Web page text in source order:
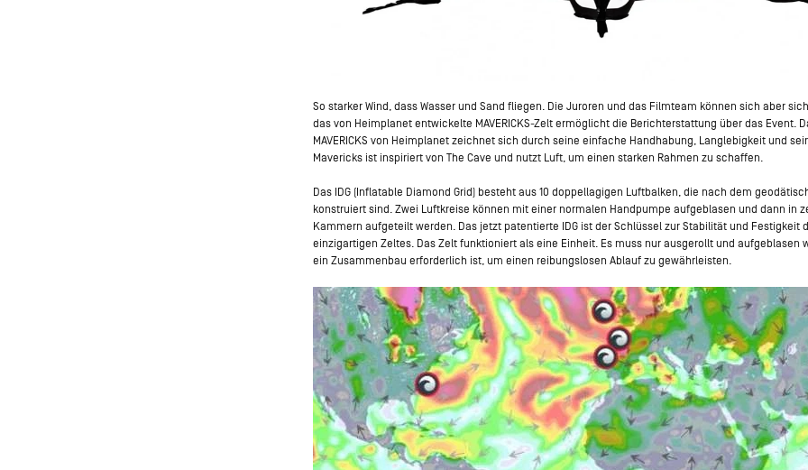
So starker Wind, dass Wasser und Sand fliegen. Die Juroren und das Filmteam können sich aber
das von Heimplanet entwickelte MAVERICKS-Zelt ermöglicht die Berichterstattung über das Event.
MAVERICKS von Heimplanet zeichnet sich durch seine einfache Handhabung, Langlebigkeit und
Mavericks ist inspiriert von The Cave und nutzt Luft, um einen starken Rahmen zu schaffen.
Das IDG (Inflatable Diamond Grid) besteht aus 10 doppellagigen Luftbalken, die nach dem
konstruiert sind. Zwei Luftkreise können mit einer normalen Handpumpe aufgeblasen und dann in
Kammern aufgeteilt werden. Das jetzt patentierte IDG ist der Schlüssel zur Stabilität und Festigkeit
einzigartigen Zeltes. Das Zelt funktioniert als eine Einheit. Es muss nur ausgerollt und aufgeblasen
ein Zusammenbau erforderlich ist, um einen reibungslosen Ablauf zu gewährleisten.